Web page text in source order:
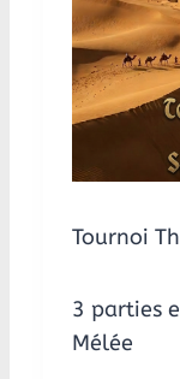
Tournoi
3 parties
Mélée